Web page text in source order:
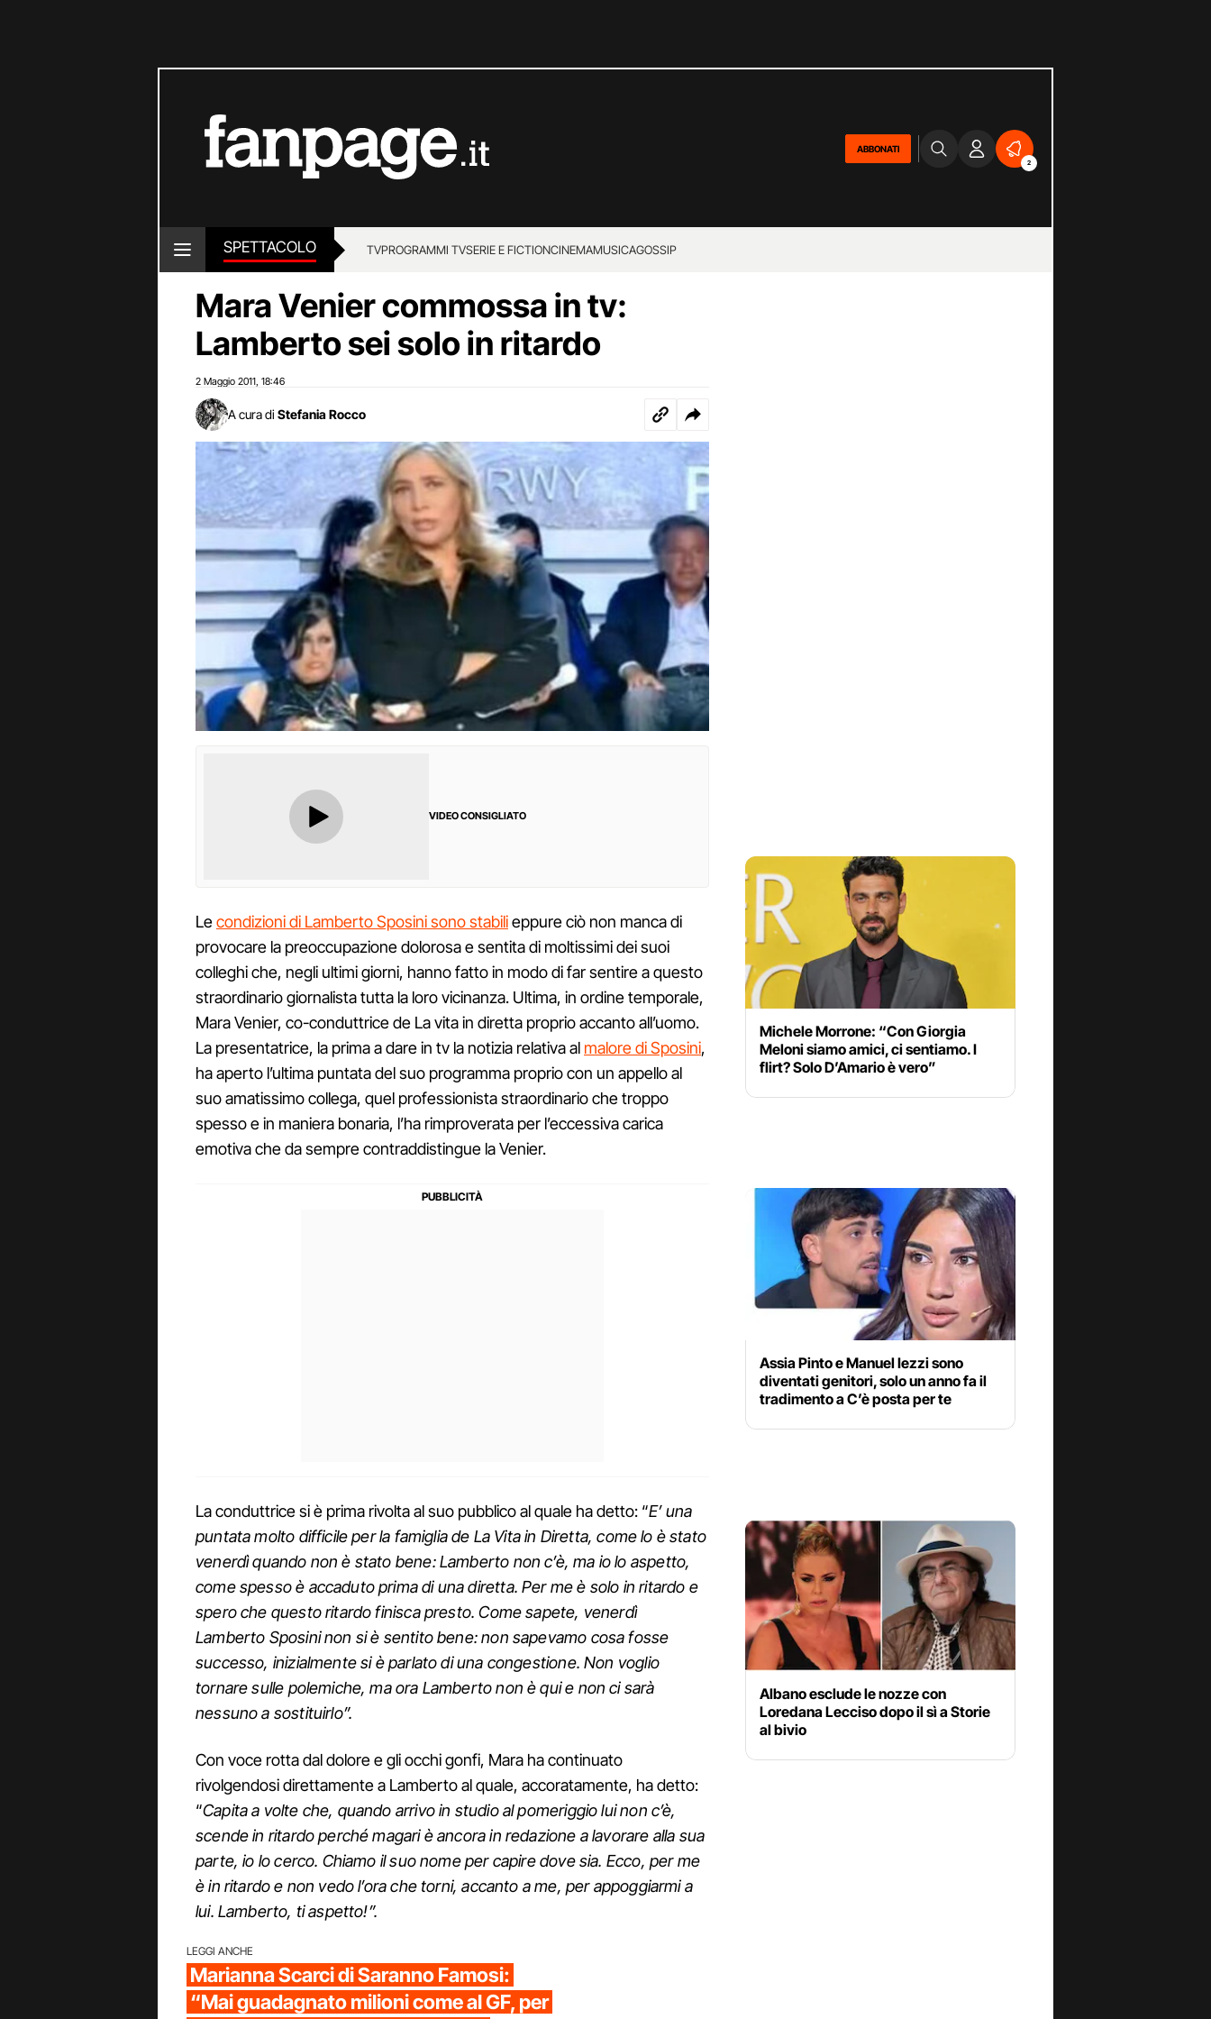
ABBONATI
2
SPETTACOLO TVPROGRAMMI TVSERIE E FICTIONCINEMAMUSICAGOSSIP
Mara Venier commossa in tv:
Lamberto sei solo in ritardo
2 Maggio 2011 18:46
A cura di Stefania Rocco
VIDEO CONSIGLIATO
Lecondizioni di Lamberto Sposini sono stabilieppure ciò non manca di
provocare la preoccupazione dolorosa e sentita di moltissimi dei suoi
colleghi che, negli ultimi giorni, hanno fatto in modo di far sentire a questo
straordinario giornalista tutta la loro vicinanza. Ultima, in ordine temporale,
Mara Venier, co-conduttrice de La vita in diretta proprio accanto all’uomo.
La presentatrice, la prima a dare in tv la notizia relativa al malore di Sposini,
ha aperto l’ultima puntata del suo programma proprio con un appello al
suo amatissimo collega, quel professionista straordinario che troppo
spesso e in maniera bonaria, l’ha rimproverata per l’eccessiva carica
emotiva che da sempre contraddistingue la Venier.
La conduttrice si è prima rivolta al suo pubblico al quale ha detto: “E’ una
puntata molto difficile per la famiglia de La Vita in Diretta, come lo è stato
venerdì quando non è stato bene: Lamberto non c’è, ma io lo aspetto,
come spesso è accaduto prima di una diretta. Per me è solo in ritardo e
spero che questo ritardo finisca presto. Come sapete, venerdì
Lamberto Sposini non si è sentito bene: non sapevamo cosa fosse
successo, inizialmente si è parlato di una congestione. Non voglio
tornare sulle polemiche, ma ora Lamberto non è qui e non ci sarà
nessuno a sostituirlo”.
Con voce rotta dal dolore e gli occhi gonfi, Mara ha continuato
rivolgendosi direttamente a Lamberto al quale, accoratamente, ha detto:
“Capita a volte che, quando arrivo in studio al pomeriggio lui non c’è,
scende in ritardo perché magari è ancora in redazione a lavorare alla sua
parte, io lo cerco. Chiamo il suo nome per capire dove sia. Ecco, per me
è in ritardo e non vedo l’ora che torni, accanto a me, per appoggiarmi a
lui. Lamberto, ti aspetto!”.
LEGGI ANCHE
Marianna Scarci di Saranno Famosi:
“Mai guadagnato milioni come al GF, per
Michele Morrone: “Con Giorgia
Meloni siamo amici, ci sentiamo. I
flirt? Solo D’Amario è vero”
Assia Pinto e Manuel Iezzi sono
diventati genitori, solo un anno fa il
tradimento a C’è posta per te
Albano esclude le nozze con
Loredana Lecciso dopo il sì a Storie
al bivio